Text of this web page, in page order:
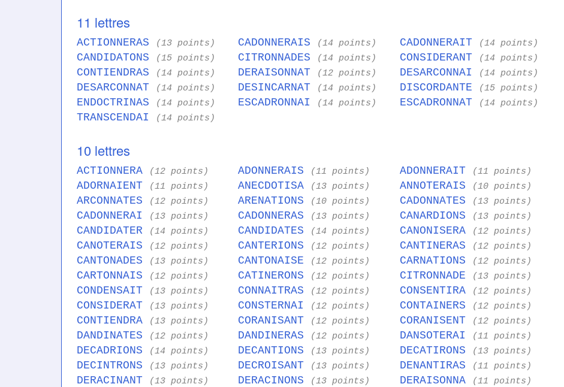
11 lettres
ACTIONNERAS (13 points) CADONNERAIS (14 points) CADONNERAIT (14 points)
CANDIDATONS (15 points) CITRONNADES (14 points) CONSIDERANT (14 points)
CONTIENDRAS (14 points) DERAISONNAT (12 points) DESARCONNAI (14 points)
DESARCONNAT (14 points) DESINCARNAT (14 points) DISCORDANTE (15 points)
ENDOCTRINAS (14 points) ESCADRONNAI (14 points) ESCADRONNAT (14 points)
TRANSCENDAI (14 points)
10 lettres
ACTIONNERA (12 points) ADONNERAIS (11 points) ADONNERAIT (11 points)
ADORNAIENT (11 points) ANECDOTISA (13 points) ANNOTERAIS (10 points)
ARCONNATES (12 points) ARENATIONS (10 points) CADONNATES (13 points)
CADONNERAI (13 points) CADONNERAS (13 points) CANARDIONS (13 points)
CANDIDATER (14 points) CANDIDATES (14 points) CANONISERA (12 points)
CANOTERAIS (12 points) CANTERIONS (12 points) CANTINERAS (12 points)
CANTONADES (13 points) CANTONAISE (12 points) CARNATIONS (12 points)
CARTONNAIS (12 points) CATINERONS (12 points) CITRONNADE (13 points)
CONDENSAIT (13 points) CONNAITRAS (12 points) CONSENTIRA (12 points)
CONSIDERAT (13 points) CONSTERNAI (12 points) CONTAINERS (12 points)
CONTIENDRA (13 points) CORANISANT (12 points) CORANISENT (12 points)
DANDINATES (12 points) DANDINERAS (12 points) DANSOTERAI (11 points)
DECADRIONS (14 points) DECANTIONS (13 points) DECATIRONS (13 points)
DECINTRONS (13 points) DECROISANT (13 points) DENANTIRAS (11 points)
DERACINANT (13 points) DERACINONS (13 points) DERAISONNA (11 points)